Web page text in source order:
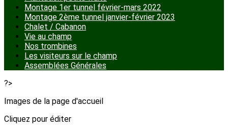
Montage 1er tunnel février-mars 2022
Montage 2ème tunnel janvier-février 2023
Chalet / Cabanon
Vie au champ
Nos trombines
Les visiteurs sur le champ
Assemblées Générales
?>
Images de la page d'accueil
Cliquez pour éditer